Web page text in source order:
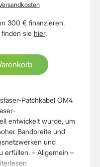
Patchkabel OM4
entwickelt wurde, um
Bandbreite und
und
erfüllen. – Allgemein –
300 € finanzieren.
sie hier.